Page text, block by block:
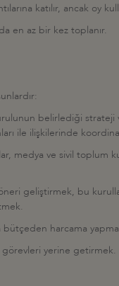
katılır, ancak oy
en az bir kez toplanır.
belirlediği
ile ilişkilerinde
medya ve sivil toplum
geliştirmek, bu
bütçeden harcama
yerine getirmek.